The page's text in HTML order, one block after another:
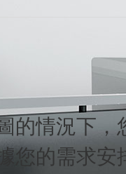
的情況下
據您的需求安